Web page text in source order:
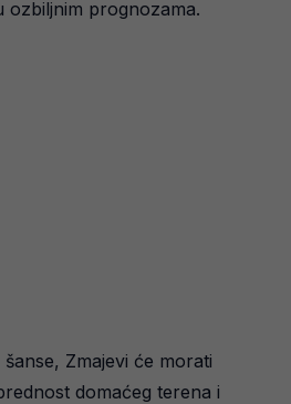
ozbiljnim prognozama.
Zmajevi će morati
domaćeg terena i